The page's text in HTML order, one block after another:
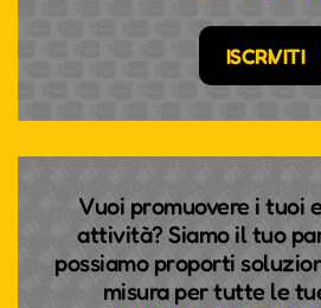
ISCRIVITI
Vuoi promuovere i tuoi
attività? Siamo il tuo
possiamo proporti
misura per tutte le